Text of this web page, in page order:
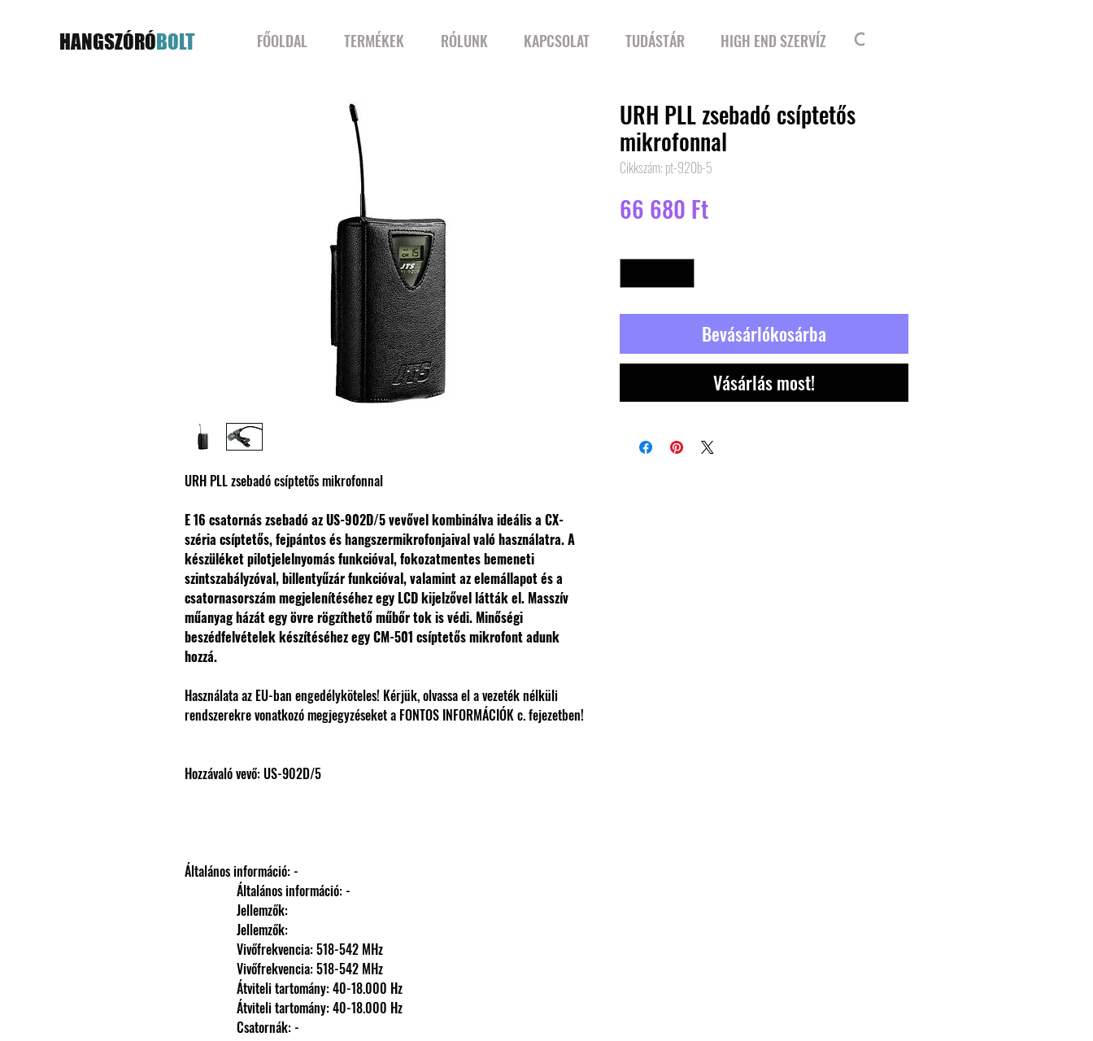
HANGSZÓRÓBOLT FŐOLDAL TERMÉKEK RÓLUNK KAPCSOLAT TUDÁSTÁR HIGH END SZERVÍZ
URH PLL zsebadó csíptetős mikrofonnal
E 16 csatornás zsebadó az US-902D/5 vevővel kombinálva ideális a CX-
széria csíptetős, fejpántos és hangszermikrofonjaival való használatra.A
készüléket pilotjelelnyomás funkcióval, fokozatmentes bemeneti
szintszabályzóval, billentyűzár funkcióval, valamint az elemállapot és a
csatornasorszám megjelenítéséhez egy LCD kijelzővel látták el. Masszív
műanyag házát egy övre rögzíthető műbőr tok is védi. Minőségi
beszédfelvételek készítéséhez egy CM-501 csíptetős mikrofont adunk
hozzá.
Használata az EU-ban engedélyköteles! Kérjük, olvassa el a vezeték nélküli
rendszerekre vonatkozó megjegyzéseket a FONTOS INFORMÁCIÓK c. fejezetben!
Hozzávaló vevő: US-902D/5
Általános információ: -
                Általános információ: -
                Jellemzők:
                Jellemzők:
                Vivőfrekvencia: 518-542 MHz
                Vivőfrekvencia: 518-542 MHz
                Átviteli tartomány: 40-18.000 Hz
                Átviteli tartomány: 40-18.000 Hz
                Csatornák: -
URH PLL zsebadó csíptetős
mikrofonnal
Cikkszám: pt-920b-5
66 680 FtÁr
Bevásárlókosárba
Vásárlás most!